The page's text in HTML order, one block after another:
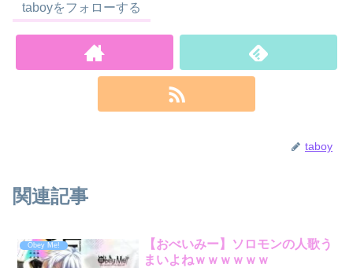
taboyをフォローする
taboy
関連記事
Obey Me!
【おべいみー】ソロモンの人歌う
まいよねｗｗｗｗｗｗ